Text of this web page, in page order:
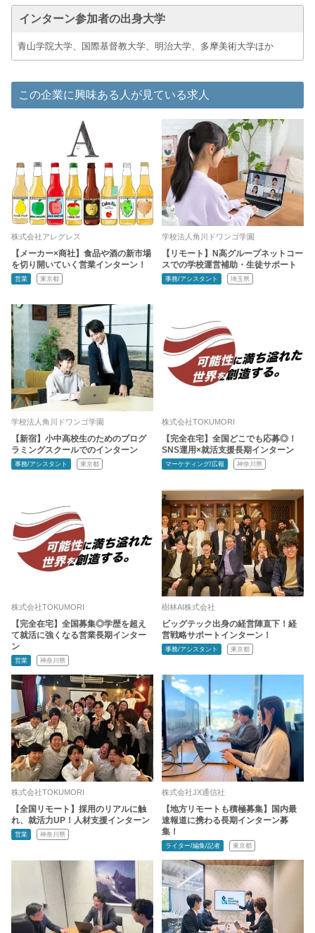
インターン参加者の出身大学
青山学院大学、国際基督教大学、明治大学、多摩美術大学ほか
この企業に興味ある人が見ている求人
株式会社アレグレス
【メーカー×商社】食品や酒の新市場
を切り開いていく営業インターン！
営業 東京都
学校法人角川ドワンゴ学園
【リモート】N高グループネットコー
スでの学校運営補助・生徒サポート
事務/アシスタント 埼玉県
学校法人角川ドワンゴ学園
【新宿】小中高校生のためのプログ
ラミングスクールでのインターン
事務/アシスタント 東京都
株式会社TOKUMORI
【完全在宅】全国どこでも応募◎！
SNS運用×就活支援長期インターン
マーケティング/広報 神奈川県
株式会社TOKUMORI
【完全在宅】全国募集◎学歴を超え
て就活に強くなる営業長期インター
ン
営業 神奈川県
樹林AI株式会社
ビッグテック出身の経営陣直下！経
営戦略サポートインターン！
事務/アシスタント 東京都
株式会社TOKUMORI
【全国リモート】採用のリアルに触
れ、就活力UP！人材支援インターン
営業 神奈川県
株式会社JX通信社
【地方リモートも積極募集】国内最
速報道に携わる長期インターン募
集！
ライター/編集/記者 東京都